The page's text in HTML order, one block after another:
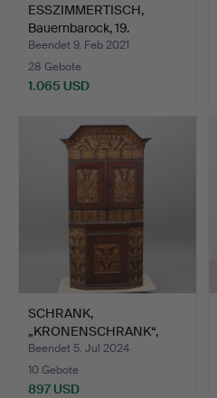
ESSZIMMERTISCH,
Bauernbarock, 19.
Jahrhund…
Beendet 9. Feb 2021
28 Gebote
1.065 USD
SCHRANK,
„KRONENSCHRANK“,
KIEFERNHOLZ MIT …
Beendet 5. Jul 2024
10 Gebote
897 USD